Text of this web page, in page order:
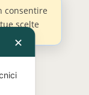
consentire
scelte
✕